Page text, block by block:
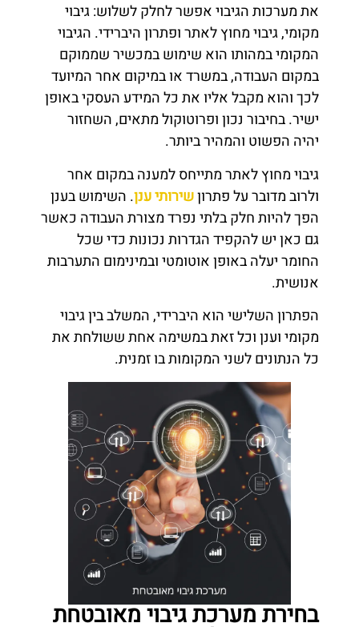
את מערכות הגיבוי אפשר לחלק לשלוש: גיבוי
מקומי, גיבוי מחוץ לאתר ופתרון היברידי. הגיבוי
המקומי במהותו הוא שימוש במכשיר שממוקם
במקום העבודה, במשרד או במיקום אחר המיועד
לכך והוא מקבל אליו את כל המידע העסקי באופן
ישיר. בחיבור נכון ופרוטוקול מתאים, השחזור
יהיה הפשוט והמהיר ביותר.
גיבוי מחוץ לאתר מתייחס למענה במקום אחר
ולרוב מדובר על פתרוןשירותי ענן. השימוש בענן
הפך להיות חלק בלתי נפרד מצורת העבודה כאשר
גם כאן יש להקפיד הגדרות נכונות כדי שכל
החומר יעלה באופן אוטומטי ובמינימום התערבות
אנושית.
הפתרון השלישי הוא היברידי, המשלב בין גיבוי
מקומי וענן וכל זאת במשימה אחת ששולחת את
כל הנתונים לשני המקומות בו זמנית.
בחירת מערכת גיבוי מאובטחת